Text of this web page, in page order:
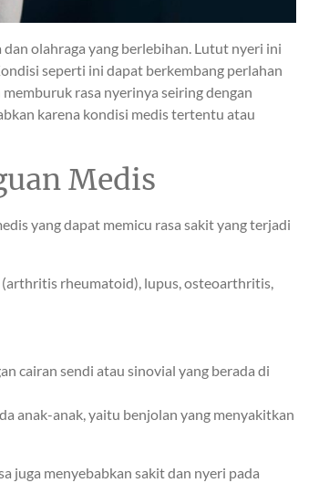
olahraga yang berlebihan. Lutut nyeri ini
seperti ini dapat berkembang perlahan
rasa nyerinya seiring dengan
karena kondisi medis tertentu atau
Medis
yang dapat memicu rasa sakit yang terjadi
rheumatoid), lupus, osteoarthritis,
cairan sendi atau sinovial yang berada di
anak-anak, yaitu benjolan yang menyakitkan
juga menyebabkan sakit dan nyeri pada